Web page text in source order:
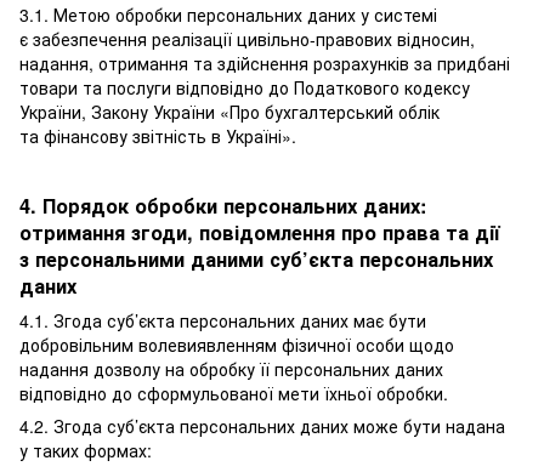
3.1. Метою обробки персональних даних у системі
є забезпечення реалізації цивільно-правових відносин,
надання, отримання та здійснення розрахунків за придбані
товари та послуги відповідно до Податкового кодексу
України, Закону України «Про бухгалтерський облік
та фінансову звітність в Україні».
4. Порядок обробки персональних даних:
отримання згоди, повідомлення про права та дії
з персональними даними суб’єкта персональних
даних
4.1. Згода суб’єкта персональних даних має бути
добровільним волевиявленням фізичної особи щодо
надання дозволу на обробку її персональних даних
відповідно до сформульованої мети їхньої обробки.
4.2. Згода суб’єкта персональних даних може бути надана
у таких формах: